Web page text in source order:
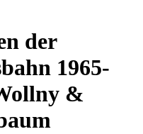
der
1965-
&